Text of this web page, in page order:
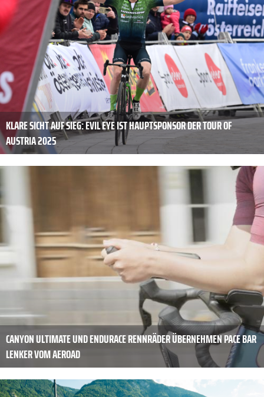
KLARE SICHT AUF SIEG: EVIL EYE IST HAUPTSPONSOR DER TOUR OF
AUSTRIA 2025
CANYON ULTIMATE UND ENDURACE RENNRÄDER ÜBERNEHMEN PACE BAR
LENKER VOM AEROAD